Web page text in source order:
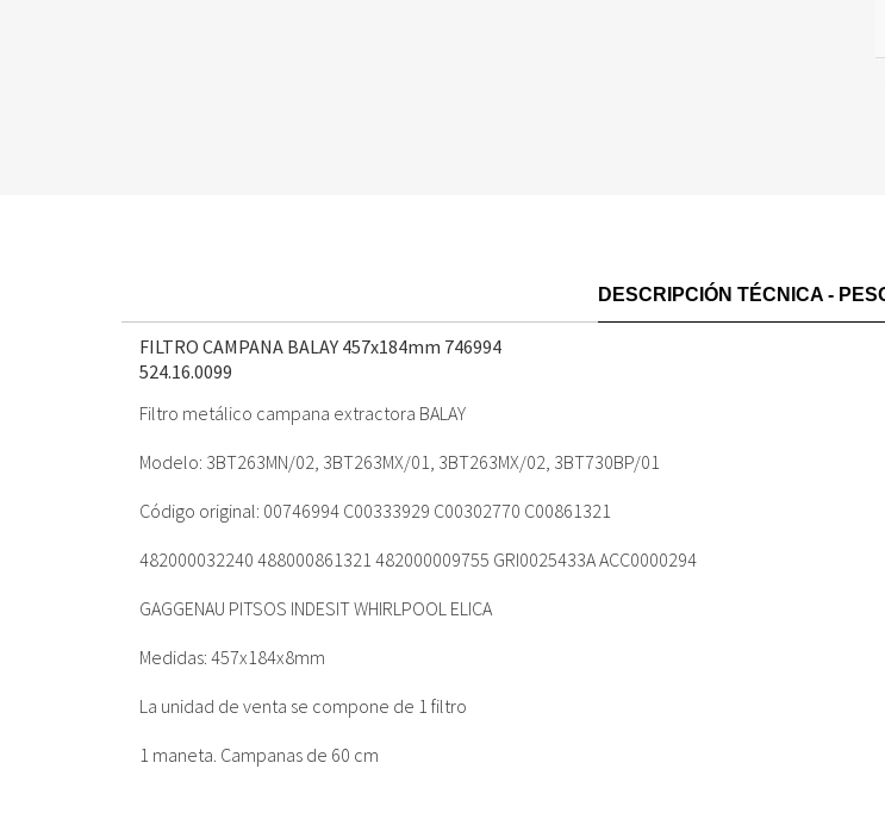
DESCRIPCIÓN TÉCNICA -
FILTRO CAMPANA BALAY 457x184mm 746994
524.16.0099
Filtro metálico campana extractora BALAY
Modelo: 3BT263MN/02, 3BT263MX/01, 3BT263MX/02, 3BT730BP/01
Código original: 00746994 C00333929 C00302770 C00861321
482000032240 488000861321 482000009755 GRI0025433A ACC0000294
GAGGENAU PITSOS INDESIT WHIRLPOOL ELICA
Medidas: 457x184x8mm
La unidad de venta se compone de 1 filtro
1 maneta. Campanas de 60 cm